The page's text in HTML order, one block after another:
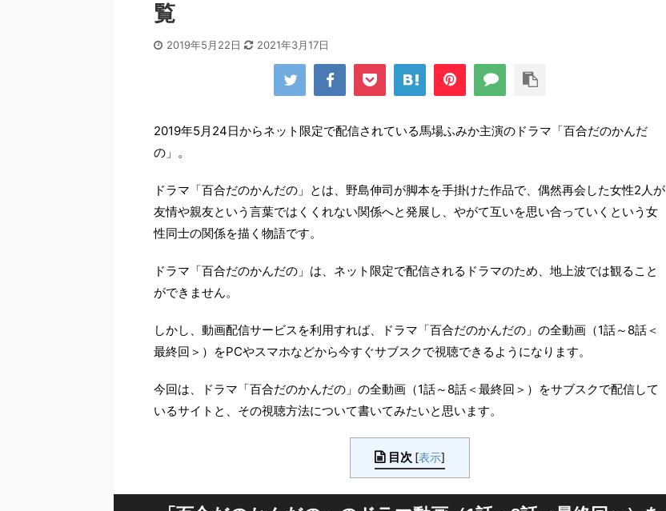
覧
2019年5月22日 2021年3月17日
2019年5月24日からネット限定で配信されている馬場ふみか主演のドラマ「百合だのかんだ
の」。
ドラマ「百合だのかんだの」とは、野島伸司が脚本を手掛けた作品で、偶然再会した女性2人が
友情や親友という言葉ではくくれない関係へと発展し、やがて互いを思い合っていくという女
性同士の関係を描く物語です。
ドラマ「百合だのかんだの」は、ネット限定で配信されるドラマのため、地上波では観ること
ができません。
しかし、動画配信サービスを利用すれば、ドラマ「百合だのかんだの」の全動画（1話～8話＜
最終回＞）をPCやスマホなどから今すぐサブスクで視聴できるようになります。
今回は、ドラマ「百合だのかんだの」の全動画（1話～8話＜最終回＞）をサブスクで配信して
いるサイトと、その視聴方法について書いてみたいと思います。
目次 [表示]